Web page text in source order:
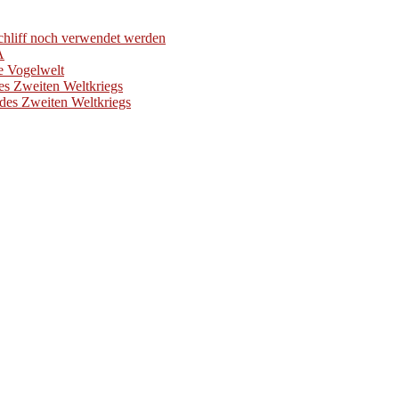
noch verwendet werden
Vogelwelt
Zweiten Weltkriegs
Zweiten Weltkriegs